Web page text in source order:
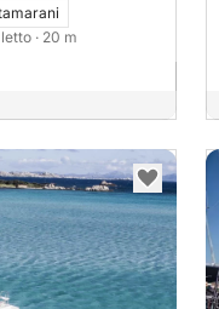
letto · 20 m